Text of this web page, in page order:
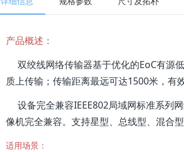
产品概述：
双绞线网络传输器基于优化的EoC有源
质上传输；传输距离最远可达1500米，有
设备完全兼容IEEE802局域网标准系列
像机完全兼容。支持星型、总线型、混合
适用场景：